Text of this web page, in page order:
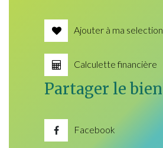
Ajouter à ma selection
Calculette financière
Partager le bien
Facebook